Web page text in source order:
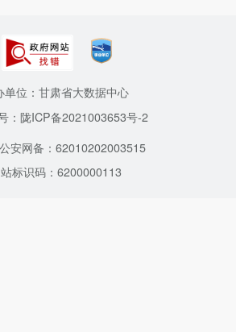
单位：甘肃省大数据中心
：陇ICP备2021003653号-2
安网备：62010202003515
标识码：6200000113